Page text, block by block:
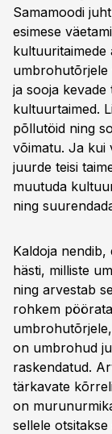
Samamoodi
esimese
kultuuritaimede
umbrohutõrjele
ja sooja
kultuurtaimed.
põllutöid ning
võimatu. Ja kui
juurde teisi
muutuda
ning
Kaldoja nendib,
hästi, milliste
ning arvestab
rohkem
on umbrohud
raskendatud.
tärkavate
on
sellele